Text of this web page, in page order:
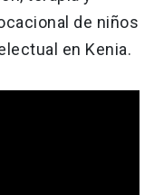
de niños
en Kenia.